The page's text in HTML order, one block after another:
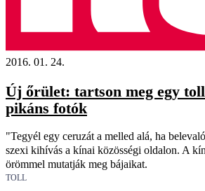
2016. 01. 24.
Új őrület: tartson meg egy
pikáns fotók
"Tegyél egy ceruzát a melled alá, ha
szexi kihívás a kínai közösségi oldalon. A
örömmel mutatják meg bájaikat.
TOLL